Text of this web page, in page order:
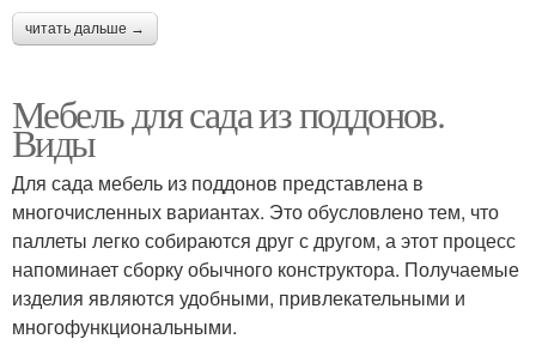
читать дальше →
Мебель для сада из поддонов.
Виды
Для сада мебель из поддонов представлена в
многочисленных вариантах. Это обусловлено тем, что
паллеты легко собираются друг с другом, а этот процесс
напоминает сборку обычного конструктора. Получаемые
изделия являются удобными, привлекательными и
многофункциональными.